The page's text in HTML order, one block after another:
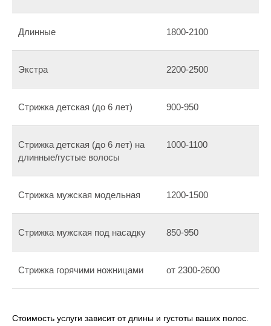
Длинные 1800-2100
Экстра 2200-2500
Стрижка детская (до 6 лет) 900-950
Стрижка детская (до 6 лет) на
длинные/густые волосы
1000-1100
Стрижка мужская модельная 1200-1500
Стрижка мужская под насадку 850-950
Стрижка горячими ножницами от 2300-2600
Стоимость услуги зависит от длины и густоты ваших полос.